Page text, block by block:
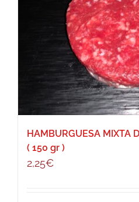
HAMBURGUESA MIXTA
( 150 gr )
2,25€